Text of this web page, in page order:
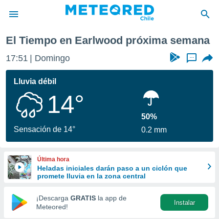
de
por
se
calidad.
a este
las
y
forma
digital
basada
El Tiempo en Earlwood próxima semana
17:51 Domingo ...
Lluvia débil
14°
Sensación de 14°
50%
0.2 mm
Última hora
Heladas iniciales darán paso a un ciclón que
promete lluvia en la zona central
¡Descarga GRATIS la app de
Meteored!
Instalar